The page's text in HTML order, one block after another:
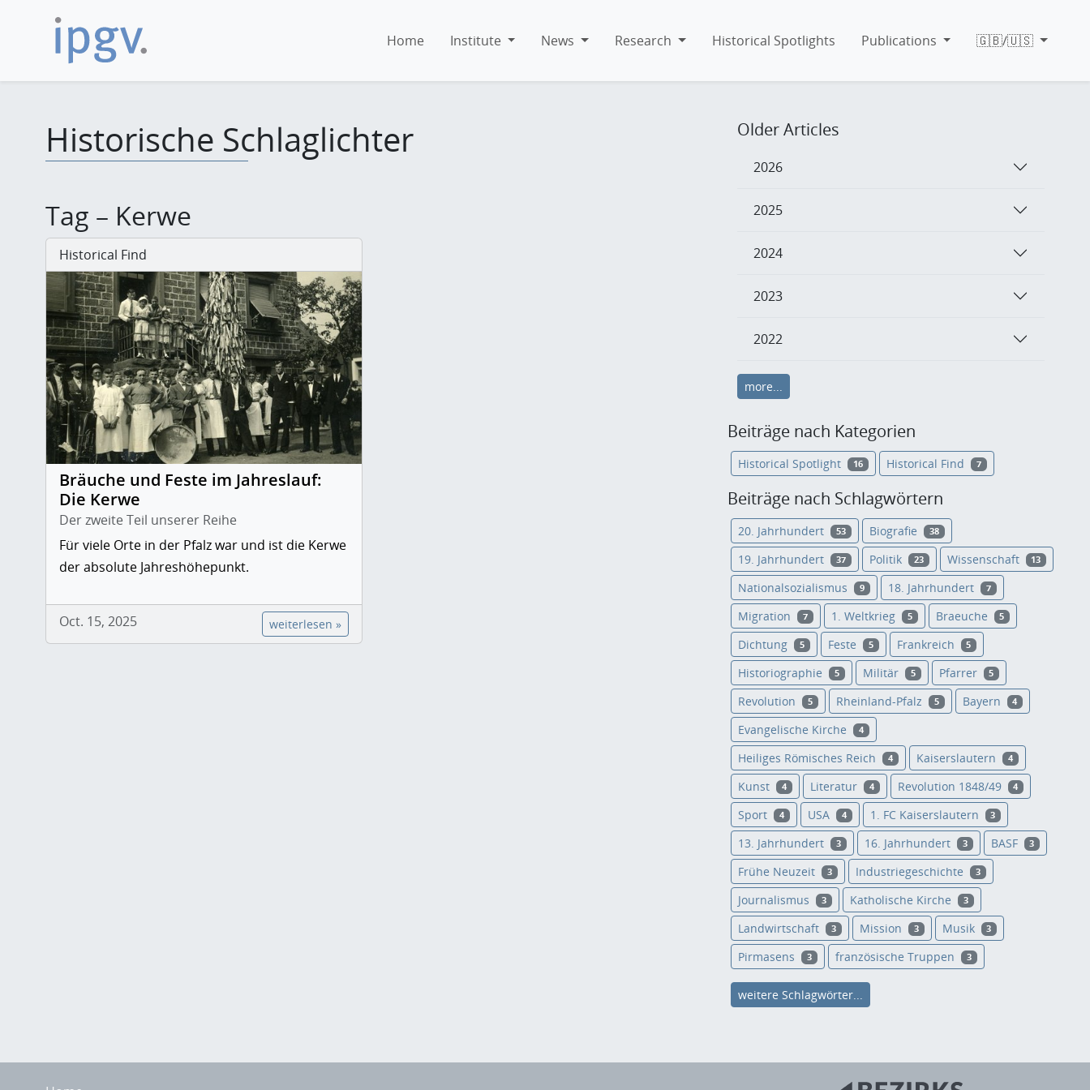
Home Institute News Research Historical Spotlights Publications 🇬🇧/🇺🇸
Historische Schlaglichter
Tag – Kerwe
Historical Find
Bräuche und Feste im Jahreslauf:
Die Kerwe
Der zweite Teil unserer Reihe
Für viele Orte in der Pfalz war und ist die Kerwe
der absolute Jahreshöhepunkt.
Oct. 15, 2025 weiterlesen »
Older Articles
2026
2025
2024
2023
2022
more...
Beiträge nach Kategorien
Historical Spotlight 16 Historical Find 7
Beiträge nach Schlagwörtern
20. Jahrhundert 53 Biografie 38
19. Jahrhundert 37 Politik 23 Wissenschaft 13
Nationalsozialismus 9 18. Jahrhundert 7
Migration 7 1. Weltkrieg 5 Braeuche 5
Dichtung 5 Feste 5 Frankreich 5
Historiographie 5 Militär 5 Pfarrer 5
Revolution 5 Rheinland-Pfalz 5 Bayern 4
Evangelische Kirche 4
Heiliges Römisches Reich 4 Kaiserslautern 4
Kunst 4 Literatur 4 Revolution 1848/49 4
Sport 4 USA 4 1. FC Kaiserslautern 3
13. Jahrhundert 3 16. Jahrhundert 3 BASF 3
Frühe Neuzeit 3 Industriegeschichte 3
Journalismus 3 Katholische Kirche 3
Landwirtschaft 3 Mission 3 Musik 3
Pirmasens 3 französische Truppen 3
weitere Schlagwörter...